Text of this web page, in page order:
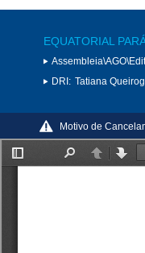
EQUATORIAL
DRI: Tatiana
Motivo de